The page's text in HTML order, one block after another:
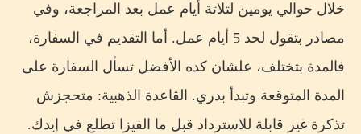
خلال حوالي يومين لتلاتة أيام عمل بعد المراجعة، وفي
مصادر بتقول لحد 5 أيام عمل. أما التقديم في السفارة،
فالمدة بتختلف، علشان كده الأفضل تسأل السفارة على
المدة المتوقعة وتبدأ بدري. القاعدة الذهبية: متحجزش
تذكرة غير قابلة للاسترداد قبل ما الفيزا تطلع في إيدك.